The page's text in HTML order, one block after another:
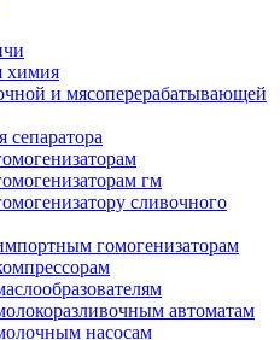
химия
и мясоперерабатывающей
сепаратора
гм
сливочного
гомогенизаторам
автоматам
насосам